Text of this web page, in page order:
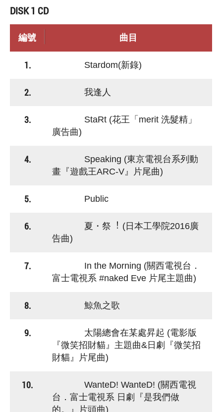
DISK 1 CD
編號 曲目
1. Stardom(新錄)
2. 我逢人
3.
StaRt (花王「merit 洗髮精」
廣告曲)
4.
Speaking (東京電視台系列動
畫『遊戲王ARC-V』片尾曲)
5. Public
6.
夏・祭︕ (日本工學院2016廣
告曲)
7.
In the Morning (關西電視台．
富士電視系 #naked Eve 片尾主題曲)
8. 鯨魚之歌
9.
太陽總會在某處昇起 (電影版
『微笑招財貓』主題曲&日劇『微笑招
財貓』片尾曲)
10.
WanteD! WanteD! (關西電視
台．富士電視系 日劇『是我們做
的。』片頭曲)